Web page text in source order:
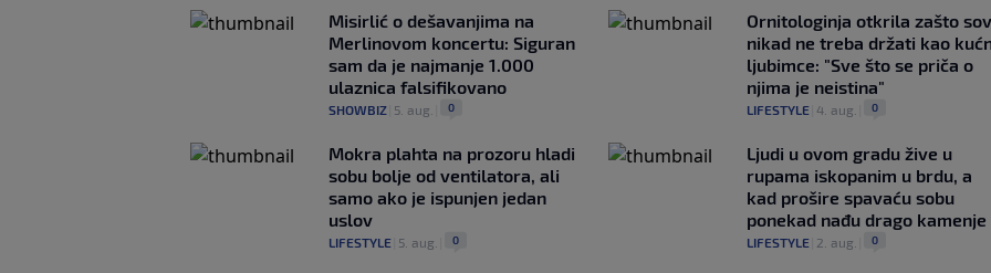
Misirlić o dešavanjima na
Merlinovom koncertu: Siguran
sam da je najmanje 1.000
ulaznica falsifikovano
SHOWBIZ 5. aug. 0
Ornitologinja otkrila zašto
nikad ne treba držati kao
ljubimce: "Sve što se priča o
njima je neistina"
LIFESTYLE| 4. aug. 0
Mokra plahta na prozoru hladi
sobu bolje od ventilatora, ali
samo ako je ispunjen jedan
uslov
LIFESTYLE 5. aug. 0
Ljudi u ovom gradu žive u
rupama iskopanim u brdu, a
kad prošire spavaću sobu
ponekad nađu drago kamenje
LIFESTYLE| 2. aug. 0